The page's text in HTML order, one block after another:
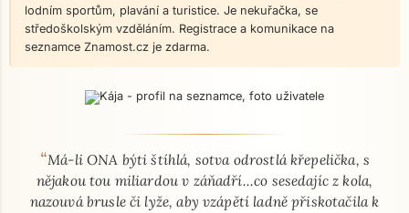
lodním sportům, plavání a turistice. Je nekuřačka, se
středoškolským vzděláním. Registrace a komunikace na
seznamce Znamost.cz je zdarma.
O mně - seznamka profil
“Má-li ONA býti štíhlá, sotva odrostlá křepelička, s
nějakou tou miliardou v záňadří...co sesedajíc z kola,
nazouvá brusle či lyže, aby vzápětí ladně přiskotačila k